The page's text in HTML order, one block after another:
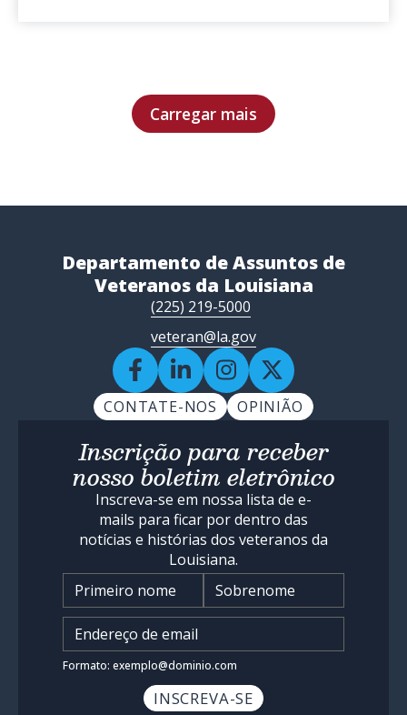
Carregar mais
Departamento de Assuntos de
Veteranos da Louisiana
(225) 219-5000
veteran@la.gov
CONTATE-NOS OPINIÃO
Inscrição para receber
nosso boletim eletrônico
Inscreva-se em nossa lista de e-
mails para ficar por dentro das
notícias e histórias dos veteranos da
Louisiana.
Nome
Insira o endereço de e-mail
Formato: exemplo@dominio.com